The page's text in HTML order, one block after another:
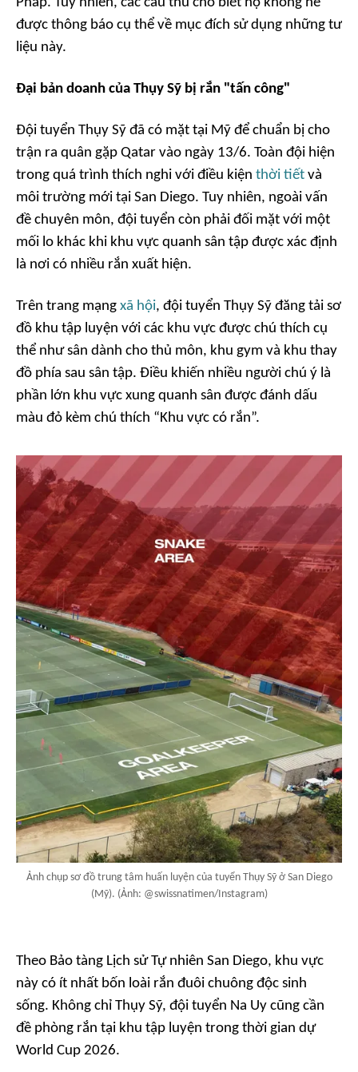
Pháp. Tuy nhiên, các cầu thủ cho biết họ không hề
được thông báo cụ thể về mục đích sử dụng những tư
liệu này.
Đại bản doanh của Thụy Sỹ bị rắn "tấn công"
Đội tuyển Thụy Sỹ đã có mặt tại Mỹ để chuẩn bị cho
trận ra quân gặp Qatar vào ngày 13/6. Toàn đội hiện
trong quá trình thích nghi với điều kiện thời tiết và
môi trường mới tại San Diego. Tuy nhiên, ngoài vấn
đề chuyên môn, đội tuyển còn phải đối mặt với một
mối lo khác khi khu vực quanh sân tập được xác định
là nơi có nhiều rắn xuất hiện.
Trên trang mạng xã hội, đội tuyển Thụy Sỹ đăng tải sơ
đồ khu tập luyện với các khu vực được chú thích cụ
thể như sân dành cho thủ môn, khu gym và khu thay
đồ phía sau sân tập. Điều khiến nhiều người chú ý là
phần lớn khu vực xung quanh sân được đánh dấu
màu đỏ kèm chú thích “Khu vực có rắn”.
Ảnh chụp sơ đồ trung tâm huấn luyện của tuyển Thụy Sỹ ở San Diego
(Mỹ). (Ảnh: @swissnatimen/Instagram)
Theo Bảo tàng Lịch sử Tự nhiên San Diego, khu vực
này có ít nhất bốn loài rắn đuôi chuông độc sinh
sống. Không chỉ Thụy Sỹ, đội tuyển Na Uy cũng cần
đề phòng rắn tại khu tập luyện trong thời gian dự
World Cup 2026.